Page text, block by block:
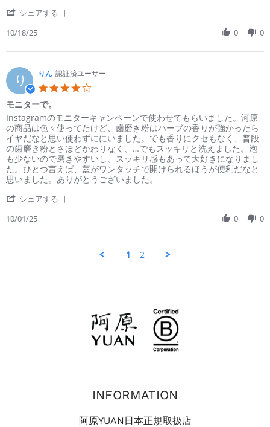
18
2025
歯
き
シェアする
ば
き
ん
ま
on
18
Oct
2025
10/18/25 0 0
り りん 認証済ユーザー
モニターで。
Review
by
り
ん
on
1
Oct
review
stating
モ
ニ
タ
ー
で。
Instagramのモニターキャンペーンで使わせてもらいました。河原
の商品は色々使ってたけど、歯磨き粉はハーブの香りが強かったら
イヤだなと思い使わずににいました。でも香りにクセもなく、普段
の歯磨き粉とさほどかわりなく、…でもスッキリと洗えました。泡
も少ないので磨きやすいし、スッキリ感もあって大好きになりまし
た。ひとつ言えば、蓋がワンタッチで開けられるほうが便利だなと
思いました。ありがとうございました。
シェアする
10/01/25 0 0
1 2
INFORMATION
阿原YUAN日本正規取扱店